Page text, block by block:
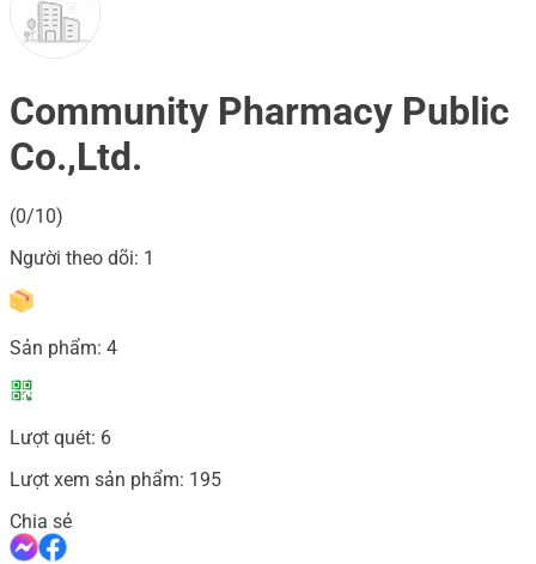
Community Pharmacy Public
Co.,Ltd.
(0/10)
Người theo dõi: 1
Sản phẩm: 4
Lượt quét: 6
Lượt xem sản phẩm: 195
Chia sẻ